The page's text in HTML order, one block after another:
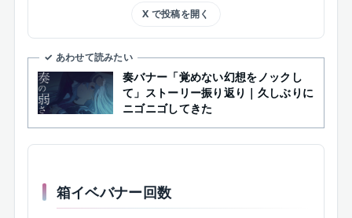
X で投稿を開く
✓ あわせて読みたい
奏バナー「覚めない幻想をノックし
て」ストーリー振り返り｜久しぶりに
ニゴニゴしてきた
箱イベバナー回数